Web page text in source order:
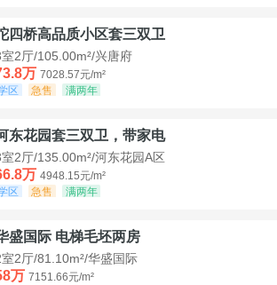
四桥高品质小区套三双卫
2厅/105.00m²/兴唐府
万 7028.57元/m²
区
急售 满两年
东花园套三双卫，带家电
2厅/135.00m²/河东花园A区
万 4948.15元/m²
区
急售 满两年
盛国际 电梯毛坯两房
室2厅/81.10m²/华盛国际
万 7151.66元/m²